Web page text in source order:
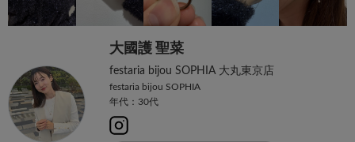
大國護 聖菜
festaria bijou SOPHIA 大丸東京店
festaria bijou SOPHIA
年代：30代